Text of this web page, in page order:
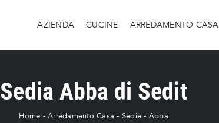
AZIENDA CUCINE ARREDAMENTO CASA
Sedia Abba di Sedit
Home - Arredamento Casa - Sedie - Abba